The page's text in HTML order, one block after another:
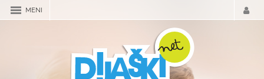
MENI